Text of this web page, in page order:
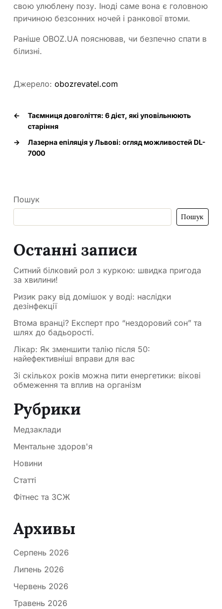
свою улюблену позу. Іноді саме вона є головною
причиною безсонних ночей і ранкової втоми.
Раніше OBOZ.UA пояснював, чи безпечно спати в
білизні.
Джерело: obozrevatel.com
←
Таємниця довголіття: 6 дієт, які уповільнюють
старіння
→
Лазерна епіляція у Львові: огляд можливостей DL-
7000
Пошук
Пошук
Останні записи
Ситний білковий рол з куркою: швидка пригода
за хвилини!
Ризик раку від домішок у воді: наслідки
дезінфекції
Втома вранці? Експерт про “нездоровий сон” та
шлях до бадьорості.
Лікар: Як зменшити талію після 50:
найефективніші вправи для вас
Зі скількох років можна пити енергетики: вікові
обмеження та вплив на організм
Рубрики
Медзаклади
Ментальне здоров'я
Новини
Статті
Фітнес та ЗСЖ
Архивы
Серпень 2026
Липень 2026
Червень 2026
Травень 2026